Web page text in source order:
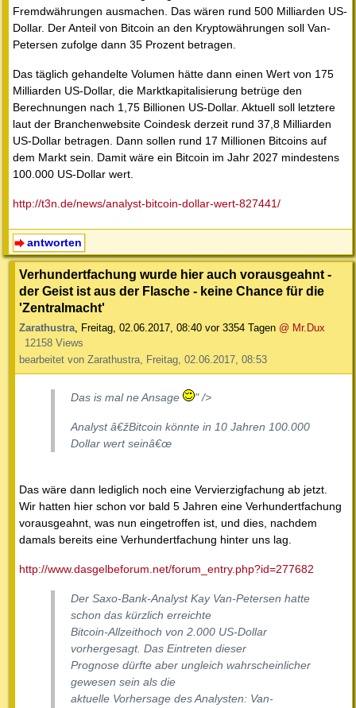
Fremdwährungen ausmachen. Das wären rund 500 Milliarden US-
Dollar. Der Anteil von Bitcoin an den Kryptowährungen soll Van-
Petersen zufolge dann 35 Prozent betragen.
Das täglich gehandelte Volumen hätte dann einen Wert von 175
Milliarden US-Dollar, die Marktkapitalisierung betrüge den
Berechnungen nach 1,75 Billionen US-Dollar. Aktuell soll letztere
laut der Branchenwebsite Coindesk derzeit rund 37,8 Milliarden
US-Dollar betragen. Dann sollen rund 17 Millionen Bitcoins auf
dem Markt sein. Damit wäre ein Bitcoin im Jahr 2027 mindestens
100.000 US-Dollar wert.
http://t3n.de/news/analyst-bitcoin-dollar-wert-827441/
antworten
Verhundertfachung wurde hier auch vorausgeahnt -
der Geist ist aus der Flasche - keine Chance für die
'Zentralmacht'
Zarathustra, Freitag, 02.06.2017, 08:40 vor 3354 Tagen @ Mr.Dux
12158 Views
bearbeitet von Zarathustra, Freitag, 02.06.2017, 08:53
Das is mal ne Ansage " />
Analyst â€žBitcoin könnte in 10 Jahren 100.000
Dollar wert seinâ€œ
Das wäre dann lediglich noch eine Vervierzigfachung ab jetzt.
Wir hatten hier schon vor bald 5 Jahren eine Verhundertfachung
vorausgeahnt, was nun eingetroffen ist, und dies, nachdem
damals bereits eine Verhundertfachung hinter uns lag.
http://www.dasgelbeforum.net/forum_entry.php?id=277682
Der Saxo-Bank-Analyst Kay Van-Petersen hatte
schon das kürzlich erreichte
Bitcoin-Allzeithoch von 2.000 US-Dollar
vorhergesagt. Das Eintreten dieser
Prognose dürfte aber ungleich wahrscheinlicher
gewesen sein als die
aktuelle Vorhersage des Analysten: Van-